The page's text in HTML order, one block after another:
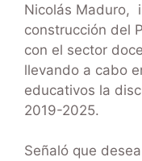
Nicolás Maduro,
construcción del
con el sector
llevando a cabo
educativos la
2019-2025.
Señaló que